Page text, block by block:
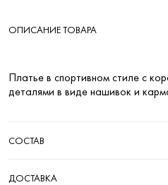
ОПИСАНИЕ ТОВАРА
Платье в спортивном стиле с
деталями в виде нашивок и
СОСТАВ
ДОСТАВКА